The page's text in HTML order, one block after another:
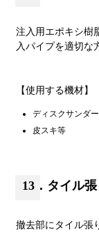
注入用エポキシ樹
入パイプを適切な
【使用する機材】
ディスクサンダー
皮スキ等
13．タイル張
撤去部にタイル張